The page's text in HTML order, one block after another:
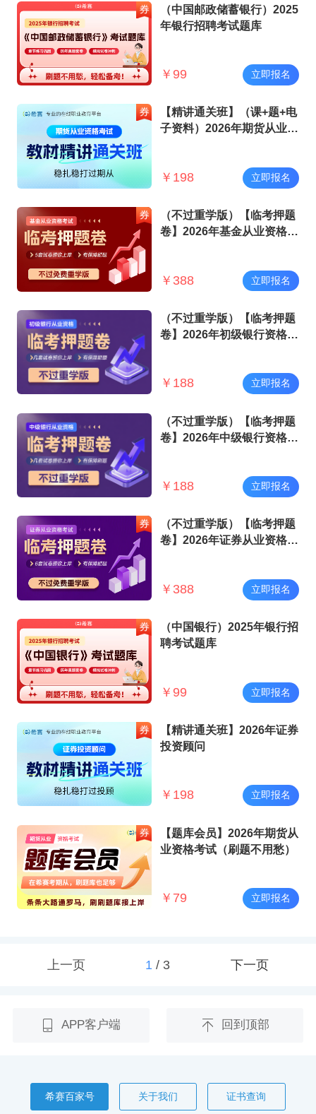
（中国邮政储蓄银行）2025
年银行招聘考试题库
￥ 99 立即报名
【精讲通关班】（课+题+电
子资料）2026年期货从业资
￥ 198 立即报名
（不过重学版）【临考押题
卷】2026年基金从业资格考
￥ 388 立即报名
（不过重学版）【临考押题
卷】2026年初级银行资格考
￥ 188 立即报名
（不过重学版）【临考押题
卷】2026年中级银行资格考
￥ 188 立即报名
（不过重学版）【临考押题
卷】2026年证券从业资格考
￥ 388 立即报名
（中国银行）2025年银行招
聘考试题库
￥ 99 立即报名
【精讲通关班】2026年证券
投资顾问
￥ 198 立即报名
【题库会员】2026年期货从
业资格考试（刷题不用愁）
￥ 79 立即报名
上一页 1/ 3 下一页
APP客户端 回到顶部
希赛百家号 关于我们 证书查询